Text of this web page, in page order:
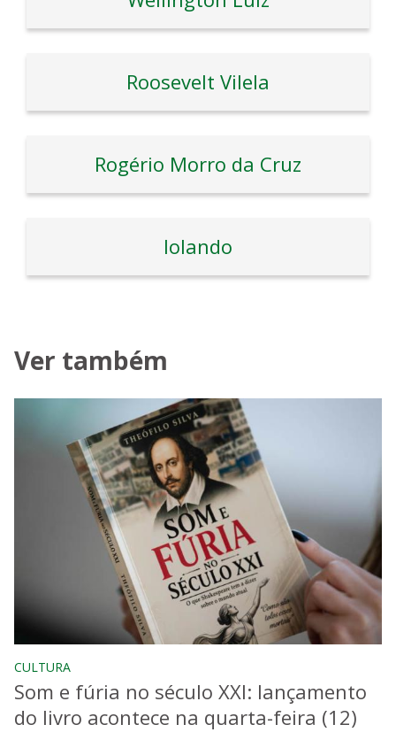
Roosevelt Vilela
Rogério Morro da Cruz
Iolando
Ver também
CULTURA
Som e fúria no século XXI: lançamento
do livro acontece na quarta-feira (12)